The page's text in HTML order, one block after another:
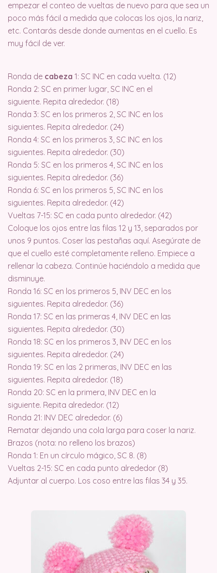
empezar el conteo de vueltas de nuevo para que sea un
poco más fácil a medida que colocas los ojos, la nariz,
etc. Contarás desde donde aumentas en el cuello. Es
muy fácil de ver.
Ronda de cabeza 1: SC INC en cada vuelta. (12)
Ronda 2: SC en primer lugar, SC INC en el
siguiente. Repita alrededor. (18)
Ronda 3: SC en los primeros 2, SC INC en los
siguientes. Repita alrededor. (24)
Ronda 4: SC en los primeros 3, SC INC en los
siguientes. Repita alrededor. (30)
Ronda 5: SC en los primeros 4, SC INC en los
siguientes. Repita alrededor. (36)
Ronda 6: SC en los primeros 5, SC INC en los
siguientes. Repita alrededor. (42)
Vueltas 7-15: SC en cada punto alrededor. (42)
Coloque los ojos entre las filas 12 y 13, separados por
unos 9 puntos. Coser las pestañas aquí. Asegúrate de
que el cuello esté completamente relleno. Empiece a
rellenar la cabeza. Continúe haciéndolo a medida que
disminuye.
Ronda 16: SC en los primeros 5, INV DEC en los
siguientes. Repita alrededor. (36)
Ronda 17: SC en las primeras 4, INV DEC en las
siguientes. Repita alrededor. (30)
Ronda 18: SC en los primeros 3, INV DEC en los
siguientes. Repita alrededor. (24)
Ronda 19: SC en las 2 primeras, INV DEC en las
siguientes. Repita alrededor. (18)
Ronda 20: SC en la primera, INV DEC en la
siguiente. Repita alrededor. (12)
Ronda 21: INV DEC alrededor. (6)
Rematar dejando una cola larga para coser la nariz.
Brazos (nota: no relleno los brazos)
Ronda 1: En un círculo mágico, SC 8. (8)
Vueltas 2-15: SC en cada punto alrededor (8)
Adjuntar al cuerpo. Los coso entre las filas 34 y 35.